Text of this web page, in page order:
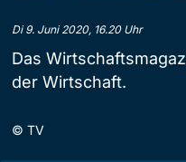
Di 9. Juni 2020, 16.20 Uhr
Das
der Wirtschaft.
© TV